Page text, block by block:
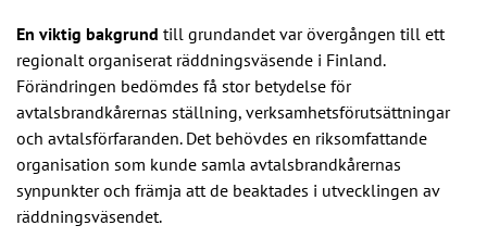
En viktig bakgrund till grundandet var övergången till ett
regionalt organiserat räddningsväsende i Finland.
Förändringen bedömdes få stor betydelse för
avtalsbrandkårernas ställning, verksamhetsförutsättningar
och avtalsförfaranden. Det behövdes en riksomfattande
organisation som kunde samla avtalsbrandkårernas
synpunkter och främja att de beaktades i utvecklingen av
räddningsväsendet.